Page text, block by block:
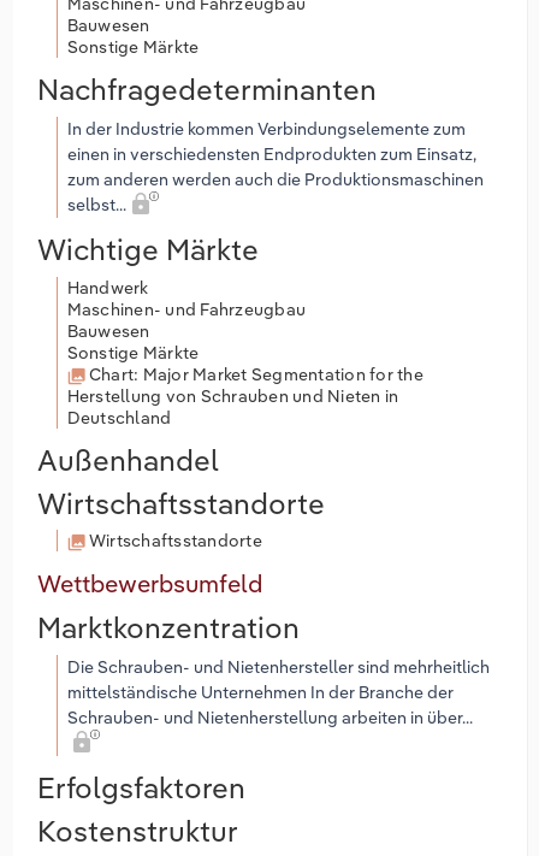
Bauwesen
Sonstige Märkte
Nachfragedeterminanten
In der Industrie kommen Verbindungselemente zum
einen in verschiedensten Endprodukten zum Einsatz,
zum anderen werden auch die Produktionsmaschinen
selbst...
Wichtige Märkte
Handwerk
Maschinen- und Fahrzeugbau
Bauwesen
Sonstige Märkte
Chart: Major Market Segmentation for the
Herstellung von Schrauben und Nieten in
Deutschland
Außenhandel
Wirtschaftsstandorte
Wirtschaftsstandorte
Wettbewerbsumfeld
Marktkonzentration
Die Schrauben- und Nietenhersteller sind mehrheitlich
mittelständische Unternehmen In der Branche der
Schrauben- und Nietenherstellung arbeiten in über...
Erfolgsfaktoren
Kostenstruktur